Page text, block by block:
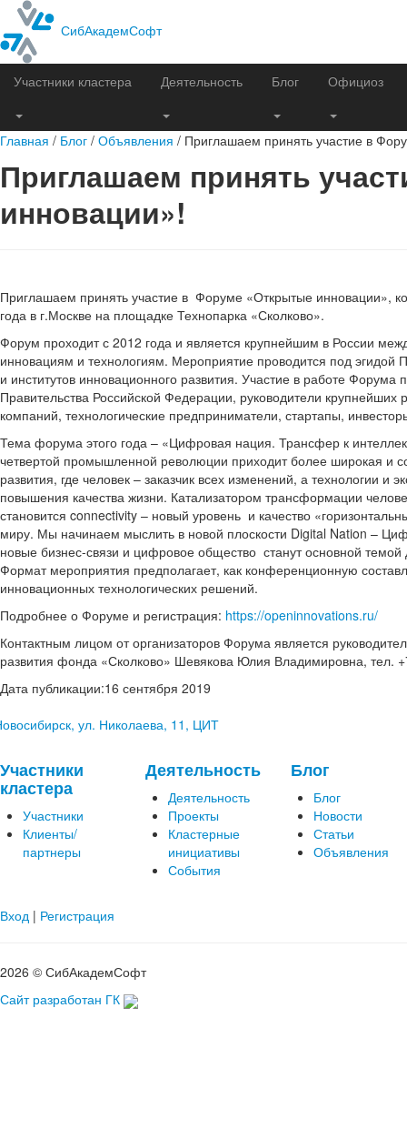
СибАкадемСофт
Участники кластера Деятельность Блог Официоз
Главная / Блог / Объявления / Приглашаем принять участие в
Приглашаем принять
инновации»!
Приглашаем принять участие в Форуме «Открытые инновации»,
года в г.Москве на площадке Технопарка «Сколково».
Форум проходит с 2012 года и является крупнейшим в России
инновациям и технологиям. Мероприятие проводится под эгидой
и институтов инновационного развития. Участие в работе
Правительства Российской Федерации, руководители крупнейших
компаний, технологические предприниматели, стартапы,
Тема форума этого года – «Цифровая нация. Трансфер к
четвертой промышленной революции приходит более широкая и
развития, где человек – заказчик всех изменений, а технологии и
повышения качества жизни. Катализатором трансформации
становится connectivity – новый уровень и качество
миру. Мы начинаем мыслить в новой плоскости Digital Nation –
новые бизнес-связи и цифровое общество станут основной
Формат мероприятия предполагает, как конференционную
инновационных технологических решений.
Подробнее о Форуме и регистрация: https://openinnovations.ru/
Контактным лицом от организаторов Форума является
развития фонда «Сколково» Шевякова Юлия Владимировна, тел.
Дата публикации:16 сентября 2019
ул. Николаева, 11, ЦИТ
Участники
кластера
Участники
Клиенты/
партнеры
Деятельность
Деятельность
Проекты
Кластерные
инициативы
События
Блог
Блог
Новости
Статьи
Объявления
Вход | Регистрация
2026 © СибАкадемСофт
Сайт разработан ГК